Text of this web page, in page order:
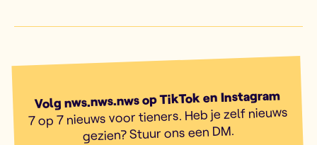
Volg nws.nws.nws op TikTok en Instagram
7 op 7 nieuws voor tieners. Heb je zelf nieuws
gezien? Stuur ons een DM.